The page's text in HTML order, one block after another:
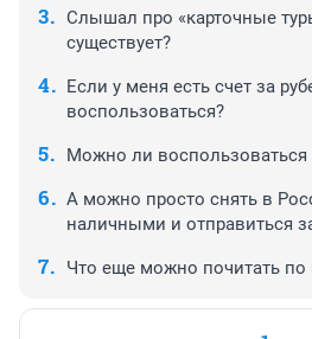
Слышал про «карточные
существует?
Если у меня есть счет за
воспользоваться?
Можно ли воспользоваться
А можно просто снять в
наличными и отправиться
Что еще можно почитать по